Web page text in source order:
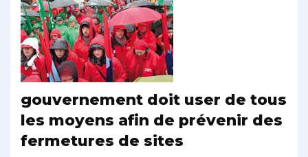
gouvernement doit user de tous
les moyens afin de prévenir des
fermetures de sites